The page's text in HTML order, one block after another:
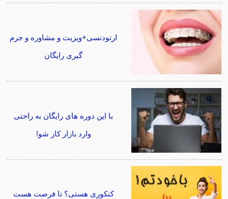
ارتودنسی+ویزیت و مشاوره و جرم
گیری رایگان
با این دوره های رایگان به راحتی
وارد بازار کار شو!
کنکوری هستی؟ تا فرصت هست